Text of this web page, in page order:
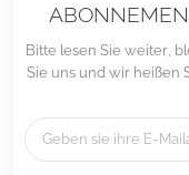
Bitte lesen Sie weiter,
Sie uns und wir heißen